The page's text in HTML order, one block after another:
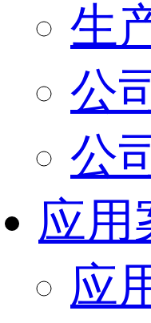
生
公
公
应用
应